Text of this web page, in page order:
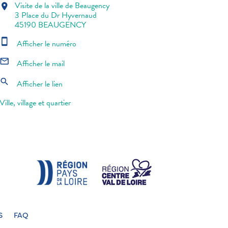
Visite de la ville de Beaugency
3 Place du Dr Hyvernaud
45190 BEAUGENCY
Afficher le numéro
Afficher le mail
Afficher le lien
village et quartier
FAQ